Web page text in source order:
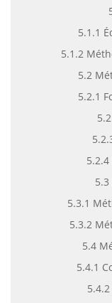
5.1.1
5.1.2
5.2
5.2.1
5.3.1
5.3.2
5.4
5.4.1